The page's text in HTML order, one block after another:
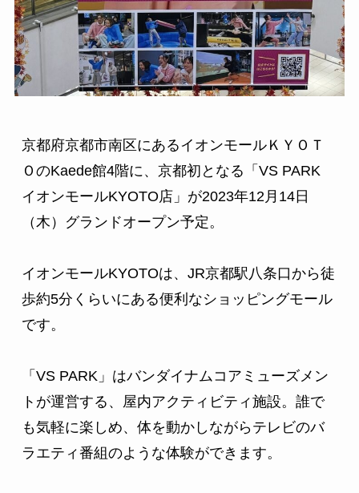
京都府京都市南区にあるイオンモールＫＹＯＴ
ＯのKaede館4階に、京都初となる「VS PARK
イオンモールKYOTO店」が2023年12月14日
（木）グランドオープン予定。
イオンモールKYOTOは、JR京都駅八条口から徒
歩約5分くらいにある便利なショッピングモール
です。
「VS PARK」はバンダイナムコアミューズメン
トが運営する、屋内アクティビティ施設。誰で
も気軽に楽しめ、体を動かしながらテレビのバ